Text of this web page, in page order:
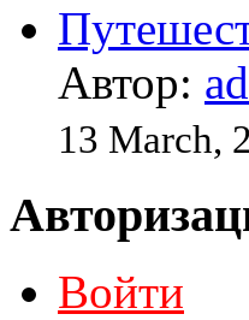
Автор:
13 March,
Войти